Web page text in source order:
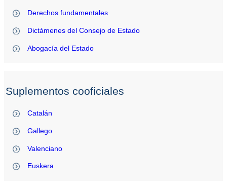
Derechos fundamentales
Dictámenes del Consejo de Estado
Abogacía del Estado
Suplementos cooficiales
Catalán
Gallego
Valenciano
Euskera